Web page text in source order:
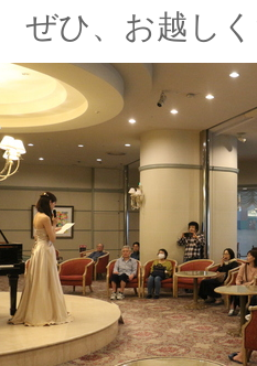
ぜひ、お越し